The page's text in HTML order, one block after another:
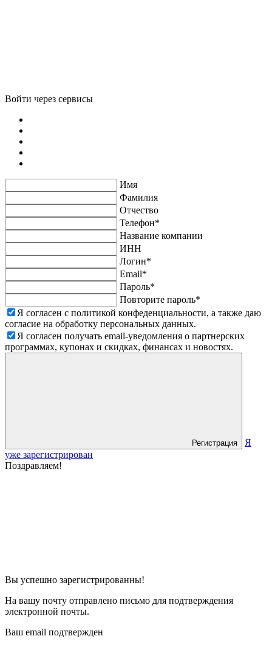
Войти через сервисы
Имя
Фамилия
Отчество
Телефон*
Название компании
ИНН
Логин*
Email*
Пароль*
Повторите пароль*
Я согласен с политикой конфеденциальности, а также даю
согласие на обработку персональных данных.
Я согласен получать email-уведомления о партнерских
программах, купонах и скидках, финансах и новостях.
Регистрация
Я
уже зарегистрирован
Поздравляем!
Вы успешно зарегистрированны!
На вашу почту отправлено письмо для подтверждения
электронной почты.
Ваш email подтвержден